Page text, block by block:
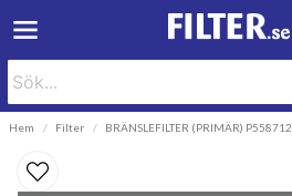
Hem Filter BRÄNSLEFILTER (PRIMÄR) P558712